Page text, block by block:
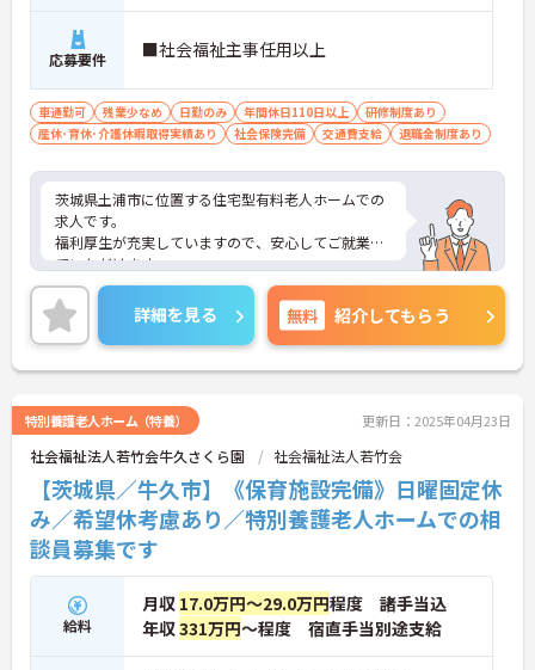
応募要件 ■社会福祉主事任用以上
車通勤可 残業少なめ 日勤のみ 年間休日110日以上
研修制度あり
産休･育休･介護休暇取得実績あり
社会保険完備 交通費支給 退職金制度あり
茨城県土浦市に位置する住宅型有料老人ホームでの
求人です。
福利厚生が充実していますので、安心してご就業し
ていただけます。
ご興味のある方はお気軽にお問い合わせください。
詳細を見る 無料 紹介してもらう
特別養護老人ホーム（特養） 更新日：2025年04月23日
社会福祉法人若竹会牛久さくら園 社会福祉法人若竹会
【茨城県／牛久市】《保育施設完備》日曜固定休
み／希望休考慮あり／特別養護老人ホームでの相
談員募集です
給料
月収 17.0万円～29.0万円程度 諸手当込
年収331万円～程度 宿直手当別途支給